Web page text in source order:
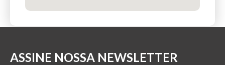
ASSINE NOSSA NEWSLETTER